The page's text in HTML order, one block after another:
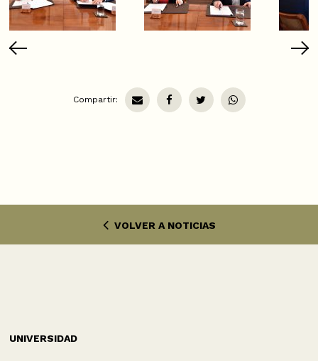
Compartir:
VOLVER A NOTICIAS
UNIVERSIDAD